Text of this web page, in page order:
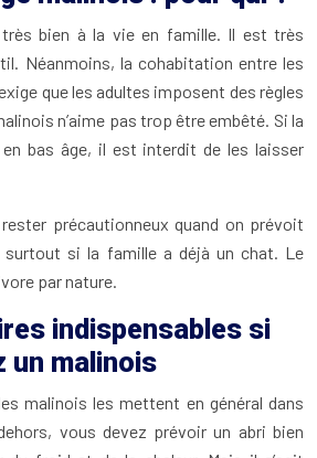
très bien à la vie en famille. Il est très
Néanmoins, la cohabitation entre les
que les adultes imposent des règles
n’aime pas trop être embêté. Si la
bas âge, il est interdit de les laisser
précautionneux quand on prévoit
surtout si la famille a déjà un chat. Le
par nature.
indispensables si
un malinois
malinois les mettent en général dans
vous devez prévoir un abri bien